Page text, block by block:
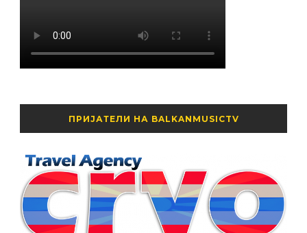
ПРИЈАТЕЛИ НА BALKANMUSICTV